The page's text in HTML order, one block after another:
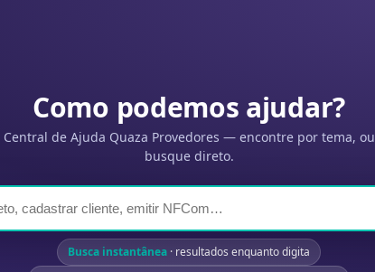
Como podemos ajudar?
Central de Ajuda Quaza Provedores — encontre por tema, ou
busque direto.
Busca instantânea · resultados enquanto digita